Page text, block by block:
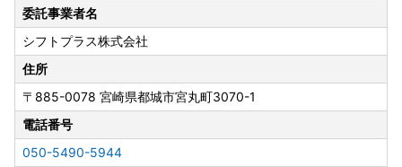
せん。
・申込後にお礼品のお届け先住所に変更が生じた際は、速や
かにご連絡をお願いします。
・転送にかかる費用は受取人様のご負担となります。
・長期保管等により配送業者が返品を行った場合、お礼品再
送はいたしておりません。
・事業者から返礼品発送後、台風･豪雨･降雪等の気象状況や
地震等による物流への影響でご指定日時より遅れが生じ、返
委託事業者名
シフトプラス株式会社
住所
〒885-0078 宮崎県都城市宮丸町3070-1
電話番号
050-5490-5944